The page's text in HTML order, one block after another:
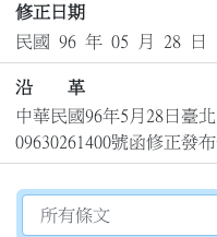
修正日期
民國 96 年 05 月 28 日
沿 革
中華民國96年5月28日臺
09630261400號函修正發
切換選擇法規資訊內容